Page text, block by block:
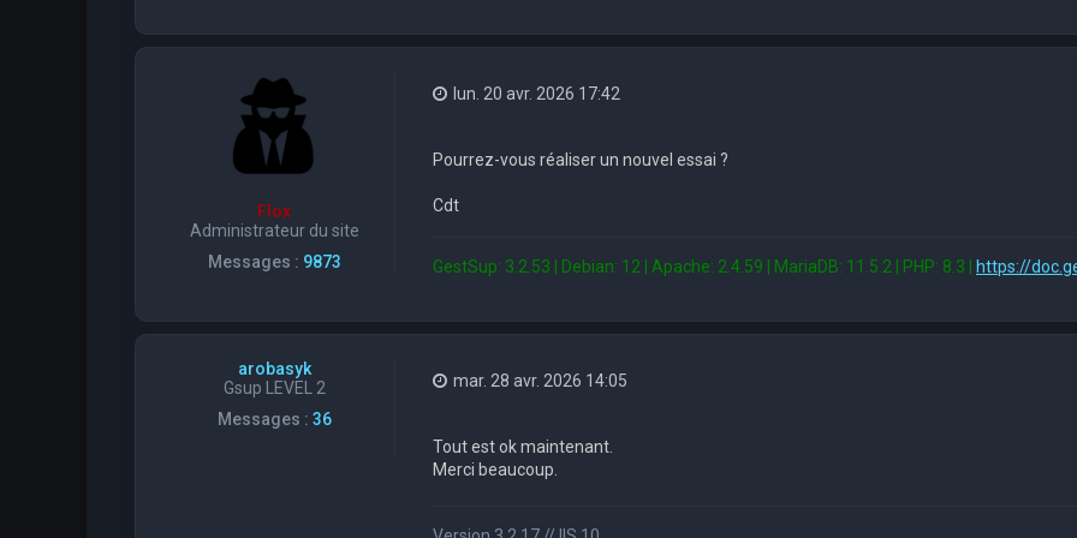
Flox
Administrateur du site
Messages : 9873
lun. 20 avr. 2026 17:42
Pourrez-vous réaliser un nouvel essai ?
Cdt
GestSup: 3.2.53 | Debian: 12 | Apache: 2.4.59 | MariaDB: 11.5.2 | PHP: 8.3 |
https://
arobasyk
Gsup LEVEL 2
Messages : 36
mar. 28 avr. 2026 14:05
Tout est ok maintenant.
Merci beaucoup.